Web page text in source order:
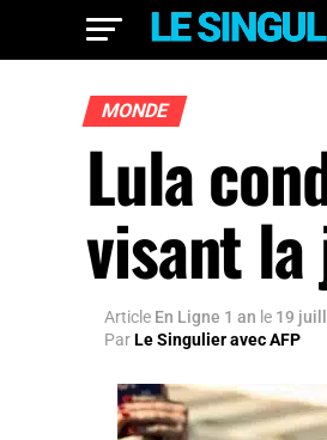
MONDE
Lula
visant
Article En Ligne 1 an le 19
ParLe Singulier avec AFP